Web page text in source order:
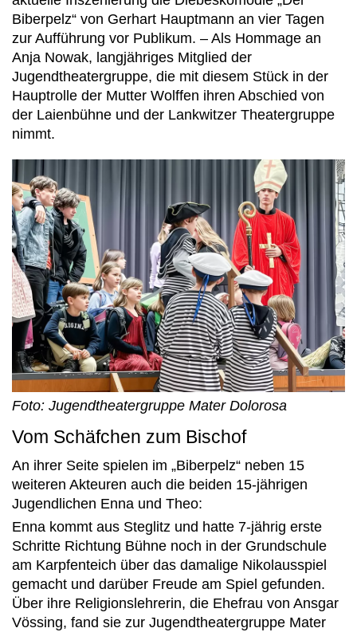
Biberpelz“ von Gerhart Hauptmann an vier Tagen
zur Aufführung vor Publikum. – Als Hommage an
Anja Nowak, langjähriges Mitglied der
Jugendtheatergruppe, die mit diesem Stück in der
Hauptrolle der Mutter Wolffen ihren Abschied von
der Laienbühne und der Lankwitzer Theatergruppe
nimmt.
Foto: Jugendtheatergruppe Mater Dolorosa
Vom Schäfchen zum Bischof
An ihrer Seite spielen im „Biberpelz“ neben 15
weiteren Akteuren auch die beiden 15-jährigen
Jugendlichen Enna und Theo:
Enna kommt aus Steglitz und hatte 7-jährig erste
Schritte Richtung Bühne noch in der Grundschule
am Karpfenteich über das damalige Nikolausspiel
gemacht und darüber Freude am Spiel gefunden.
Über ihre Religionslehrerin, die Ehefrau von Ansgar
Vössing, fand sie zur Jugendtheatergruppe Mater